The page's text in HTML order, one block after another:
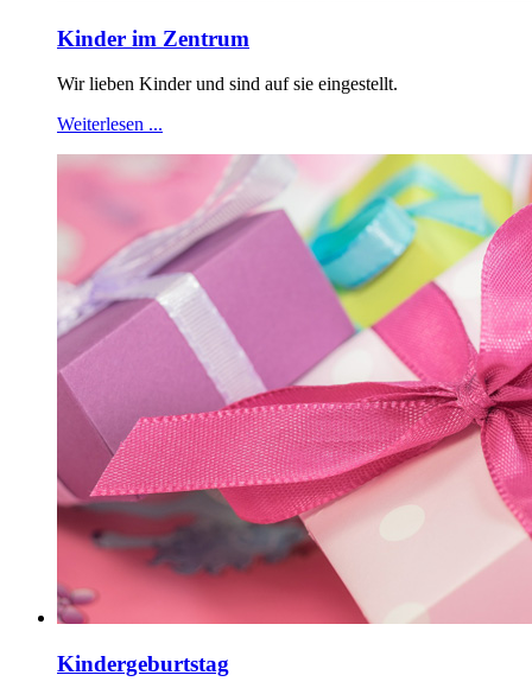
Kinder im Zentrum
Wir lieben Kinder und sind auf sie eingestellt.
Weiterlesen ...
Kindergeburtstag